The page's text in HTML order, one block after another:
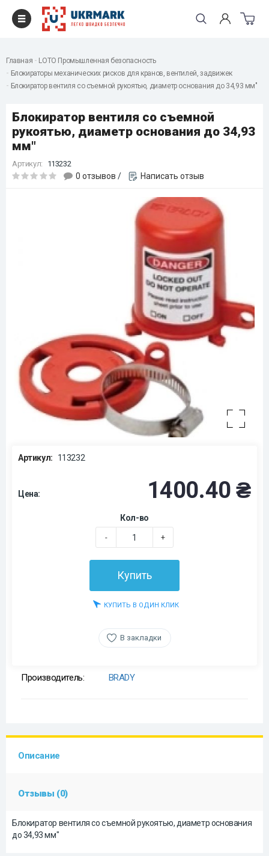
Главная
LOTO Промышленная безопасность
Блокираторы механических рисков для кранов, вентилей, задвижек
Блокиратор вентиля со съемной рукоятью, диаметр основания до 34,93 мм"
Блокиратор вентиля со съемной
рукоятью, диаметр основания до 34,93
мм"
Артикул: 113232
0 отзывов / Написать отзыв
Артикул: 113232
Цена: 1400.40 ₴
Кол-во
- +
Купить
КУПИТЬ В ОДИН КЛИК
В закладки
Производитель: BRADY
Описание
Отзывы (0)
Блокиратор вентиля со съемной рукоятью, диаметр основания
до 34,93 мм"